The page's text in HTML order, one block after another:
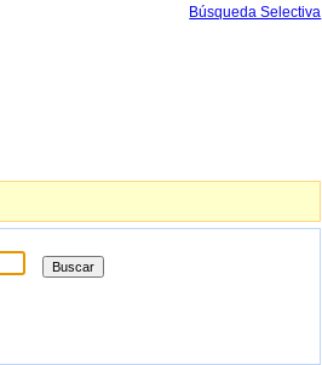
Búsqueda Selectiva